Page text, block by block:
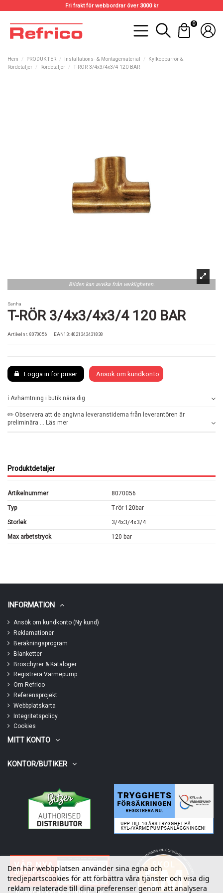
Fri frakt för webbordrar över 3000 kr
0
Hem PRODUKTER Installations- & Montagematerial
Kylkopparrör &
Rördetaljer
Rördetaljer T-RÖR 3/4x3/4x3/4 120 BAR
Bilden kan avvika från verkligheten.
Sanha
T-RÖR 3/4x3/4x3/4 120 BAR
Artikelnr. 8070056 EAN13: 4021343431838
Logga in för priser Ansök om kundkonto
ℹ️ Avhämtning i butik nära dig
✏️ Observera att de angivna leveranstiderna från leverantören är
preliminära ... Läs mer
Produktdetaljer
Artikelnummer 8070056
Typ T-rör 120bar
Storlek 3/4x3/4x3/4
Max arbetstryck 120 bar
INFORMATION
Ansök om kundkonto (Ny kund)
Reklamationer
Beräkningsprogram
Blanketter
Broschyrer & Kataloger
Registrera Värmepump
Om Refrico
Referensprojekt
Webbplatskarta
Integritetspolicy
Cookies
MITT KONTO
KONTOR/BUTIKER
Den här webbplatsen använder sina egna och
tredjepartscookies för att förbättra våra tjänster och visa dig
reklam relaterade till dina preferenser genom att analysera